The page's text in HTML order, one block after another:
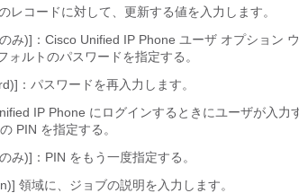
レコードに対して、更新する値を入力します。
み)]：Cisco Unified IP Phone ユーザ オプション
ルトのパスワードを指定する。
：パスワードを再入力します。
IP Phone にログインするときにユーザが入力
PIN を指定する。
み)]：PIN をもう一度指定する。
領域に、ジョブの説明を入力します。